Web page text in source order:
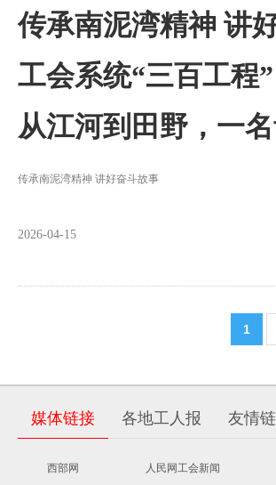
传承南泥湾精神 讲
工会系统“三百工程
从江河到田野，一
传承南泥湾精神 讲好奋斗故事
2026-04-15
1
媒体链接 各地工人报 友情
西部网 人民网工会新闻